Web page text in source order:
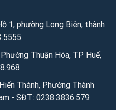
1, phường Long Biên, thành
Thuận Hóa, TP Huế,
Thành, Phường Thành
- SĐT: 0238.3836.579